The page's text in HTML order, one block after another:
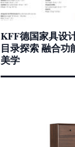
KFF德国家具设
目录探索 融合功
美学